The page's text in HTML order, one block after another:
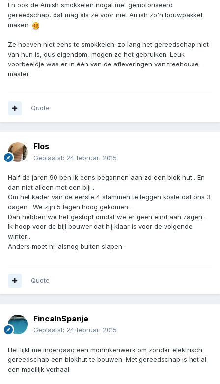
En ook de Amish smokkelen nogal met gemotoriseerd
gereedschap, dat mag als ze voor niet Amish zo'n bouwpakket
maken.
Ze hoeven niet eens te smokkelen: zo lang het gereedschap niet
van hun is, dus eigendom, mogen ze het gebruiken. Leuk
voorbeeldje was er in één van de afleveringen van treehouse
master.
Quote
Flos
Geplaatst: 24 februari 2015
Half de jaren 90 ben ik eens begonnen aan zo een blok hut . En
dan niet alleen met een bijl .
Om het kader van de eerste 4 stammen te leggen koste dat ons 3
dagen . We zijn 5 lagen hoog gekomen .
Dan hebben we het gestopt omdat we er geen eind aan zagen .
Ik hoop voor de bijl bouwer dat hij klaar is voor de volgende
winter .
Anders moet hij alsnog buiten slapen .
Quote
FincaInSpanje
Geplaatst: 24 februari 2015
Het lijkt me inderdaad een monnikenwerk om zonder elektrisch
gereedschap een blokhut te bouwen. Met gereedschap is het al
een moeilijk verhaal.